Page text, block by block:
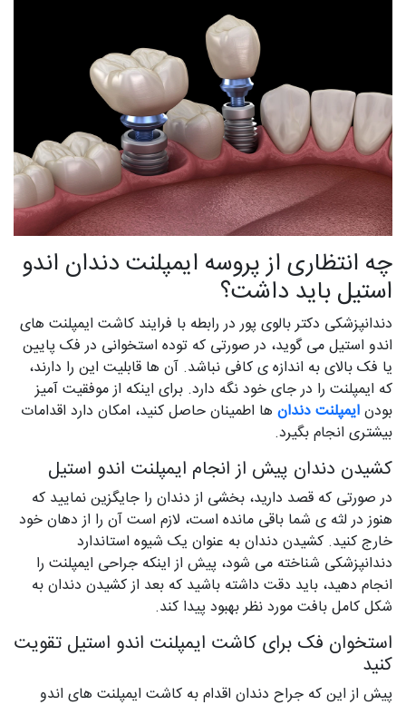
چه انتظاری از پروسه ایمپلنت دندان اندو
استیل باید داشت؟
دندانپزشکی دکتر بالوی پور در رابطه با فرایند کاشت ایمپلنت های
اندو استیل می گوید، در صورتی که توده استخوانی در فک پایین
یا فک بالای به اندازه ی کافی نباشد. آن ها قابلیت این را دارند،
که ایمپلنت را در جای خود نگه دارد. برای اینکه از موفقیت آمیز
بودنایمپلنت دندان ها اطمینان حاصل کنید، امکان دارد اقدامات
بیشتری انجام بگیرد.
کشیدن دندان پیش از انجام ایمپلنت اندو استیل
در صورتی که قصد دارید، بخشی از دندان را جایگزین نمایید که
هنوز در لثه ی شما باقی مانده است، لازم است آن را از دهان خود
خارج کنید. کشیدن دندان به عنوان یک شیوه استاندارد
دندانپزشکی شناخته می شود، پیش از اینکه جراحی ایمپلنت را
انجام دهید، باید دقت داشته باشید که بعد از کشیدن دندان به
شکل کامل بافت مورد نظر بهبود پیدا کند.
استخوان فک برای کاشت ایمپلنت اندو استیل تقویت
کنید
پیش از این که جراح دندان اقدام به کاشت ایمپلنت های اندو